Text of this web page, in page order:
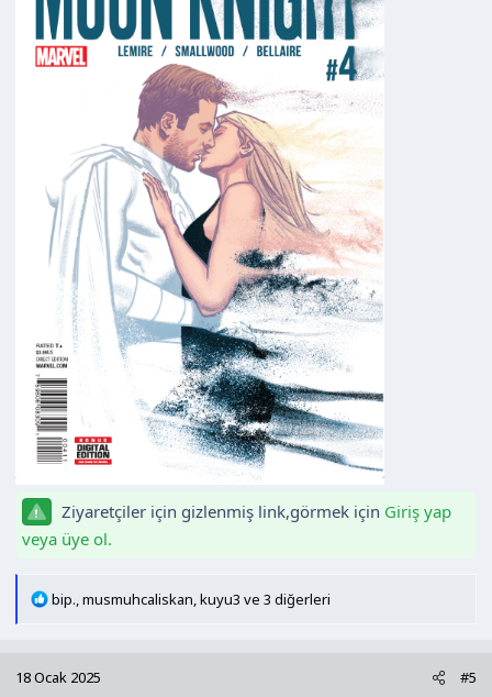
Ziyaretçiler için gizlenmiş link,görmek için Giriş yap
veya üye ol.
T
i
bip. musmuhcaliskan kuyu3 ve 3 diğerleri
18 Ocak 2025 #5